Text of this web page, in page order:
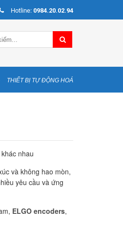
Hotline: 0984.20.02.94
THIẾT BỊ TỰ ĐỘNG HOÁ
nhau
và không hao mòn,
yêu cầu và ứng
ELGO encoders,